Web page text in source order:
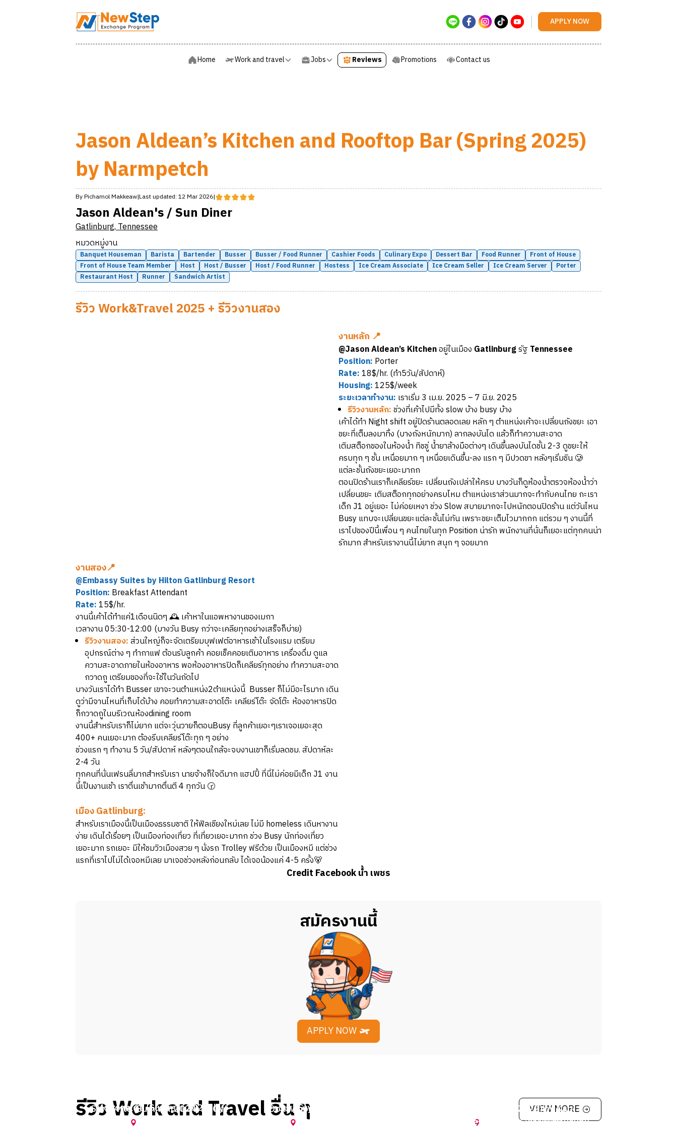
Promotions Contact us APPLY NOW
Home Work and travel Jobs Reviews Promotions Contact us
Jason Aldean’s Kitchen and Rooftop Bar (Spring 2025)
by Narmpetch
ByPichamolMakkeaw|Last updated: 12 Mar 2026|
Jason Aldean's / Sun Diner
Gatlinburg,Tennessee
หมวดหมู่งาน
Banquet Houseman Barista Bartender Busser Busser / Food Runner Cashier Foods Culinary Expo Dessert Bar Food Runner
Front of House
Front of House Team Member
Host Host / Busser Host / Food Runner Hostess Ice Cream Associate Ice Cream Seller Ice Cream Server
Porter
Restaurant Host
Runner Sandwich Artist
รีวิว Work&Travel 2025 + รีวิวงานสอง
งานหลัก 📍
@Jason Aldean’s Kitchenอยู่ในเมือง GatlinburgรัฐTennessee
Position: Porter
Rate:18$/hr. (ทำ5วัน/สัปดาห์)
Housing:125$/week
ระยะเวลาทำงาน: เราเริ่ม 3 เม.ย. 2025 – 7 มิ.ย. 2025
รีวิวงานหลัก:ช่วงที่เค้าไปมีทั้ง slow บ้าง busy บ้าง
เค้าได้ทำ Night shift อยู่ปิดร้านตลอดเลย หลัก ๆ ตำแหน่งเค้าจะเปลี่ยนถังขยะ เอา
ขยะที่เต็มลงมาทิ้ง (บางถังหนักมาก) ลากลงบันได แล้วก็ทำความสะอาด
เติมสต็อกของในห้องน้ำ ทิชชู่ น้ำยาล้างมือต่างๆ เดินขึ้นลงบันไดชั้น 2-3 ดูขยะให้
ครบทุก ๆ ชั้น เหนื่อยมาก ๆ เหนื่อยเดินขึ้น-ลง แรก ๆ มีปวดขา หลังๆเริ่มชิน 🥲
แต่ละชั้นถังขยะเยอะมากก
ตอนปิดร้านเราก็เคลียร์ขยะ เปลี่ยนถังเปล่าให้ครบ บางวันก็ดูห้องน้ำตรวจห้องน้ำว่า
เปลี่ยนขยะ เติมสต็อกทุกอย่างครบไหม ตำแหน่งเราส่วนมากจะทำกับคนไทย กะเรา
เด็ก J1 อยู่เยอะ ไม่ค่อยเหงา ช่วง Slow สบายมากจะไปหนักตอนปิดร้าน แต่วันไหน
Busy แทบจะเปลี่ยนขยะแต่ละชั้นไม่ทัน เพราะขยะเต็มไวมากกก แต่รวม ๆ งานนี้ที่
เราไปของปีนี้เพื่อน ๆ คนไทยในทุก Position น่ารัก พนักงานที่นั่นก็เยอะแต่ทุกคนน่า
รักมาก สำหรับเรางานนี้ไม่ยาก สนุก ๆ จอยมาก
งานสอง📍
@Embassy Suites by Hilton Gatlinburg Resort
Position: Breakfast Attendant
Rate:15$/hr.
งานนี้เค้าได้ทำแค่1เดือนนิดๆ 🕰️ เค้าหาในแอพหางานของเมกา
เวลางาน 05:30-12:00 (บางวัน Busy กว่าจะเคลียทุกอย่างเสร็จก็บ่าย)
รีวิวงานสอง:ส่วนใหญ่ก็จะจัดเตรียมบุฟเฟต์อาหารเช้าในโรงแรม เตรียม
อุปกรณ์ต่าง ๆ ทำกาแฟ ต้อนรับลูกค้า คอยเช็คคอยเติมอาหาร เครื่องดื่ม ดูแล
ความสะอาดภายในห้องอาหาร พอห้องอาหารปิดก็เคลียร์ทุกอย่าง ทำความสะอาด
กวาดถู เตรียมของที่จะใช้ในวันถัดไป
บางวันเราได้ทำ Busser เขาจะวนตำแหน่ง2ตำแหน่งนี้ Busser ก็ไม่มีอะไรมาก เดิน
ดูว่ามีจานไหนที่เก็บได้บ้าง คอยทำความสะอาดโต๊ะ เคลียร์โต๊ะ จัดโต๊ะ ห้องอาหารปิด
ก็กวาดถูในบริเวณห้องdining room
งานนี้สำหรับเราก็ไม่ยาก แต่จะวุ่นวายก็ตอนBusy ที่ลูกค้าเยอะๆเราเจอเยอะสุด
400+ คนเยอะมาก ต้องรีบเคลียร์โต๊ะทุก ๆ อย่าง
ช่วงแรก ๆ ทำงาน 5 วัน/สัปดาห์ หลังๆตอนใกล้จะจบงานเขาก็เริ่มลดชม. สัปดาห์ละ
2-4 วัน
ทุกคนที่นั่นเฟรนลี่มากสำหรับเรา นายจ้างก็ใจดีมาก แฮปปี้ ที่นี่ไม่ค่อยมีเด็ก J1 งาน
นี้เป็นงานเช้า เราตื่นเช้ามากตื่นตี 4 ทุกวัน 🕝
เมือง Gatlinburg:
สำหรับเราเมืองนี้เป็นเมืองธรรมชาติ ให้ฟิลเชียงใหม่เลย ไม่มี homeless เดินหางาน
ง่าย เดินได้เรื่อยๆ เป็นเมืองท่องเที่ยว ที่เที่ยวเยอะมากก ช่วง Busy นักท่องเที่ยว
เยอะมาก รถเยอะ มีให้ชมวิวเมืองสวย ๆ นั่งรถ Trolley ฟรีด้วย เป็นเมืองหมี แต่ช่วง
แรกที่เราไปไม่ได้เจอหมีเลย มาเจอช่วงหลังก่อนกลับ ได้เจอน้องแค่ 4-5 ครั้ง🐻
Credit Facebook น้ำ เพชร
สมัครงานนี้
APPLY NOW
รีวิว Work and Travel อื่น ๆ VIEW MORE
Surf Style (Summer 2024) by Gift Dollywood (Spring 2023) by Meen
Pigeon Forge
Ober (Spring 2022) by Kao
Gatlinburg,Tennessee
McDonald’s (Summer 2024) by
Surf Style (Summer 2025) by
Anakeesta (Spring 2023) by น้ำหอม